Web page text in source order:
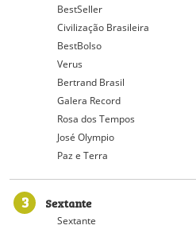
BestSeller
Civilização Brasileira
BestBolso
Verus
Bertrand Brasil
Galera Record
Rosa dos Tempos
José Olympio
Paz e Terra
3 Sextante
Sextante